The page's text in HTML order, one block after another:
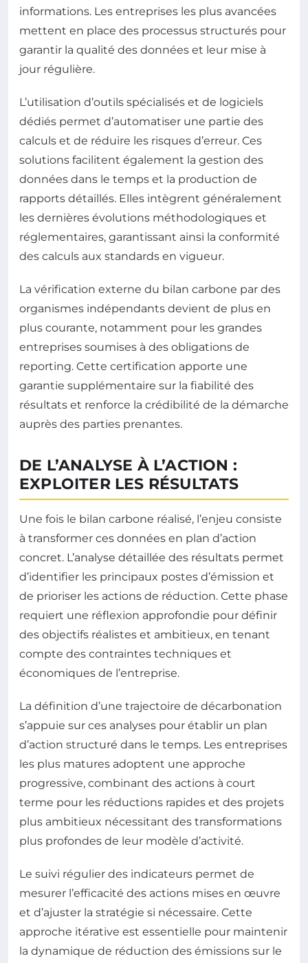
informations. Les entreprises les plus avancées
mettent en place des processus structurés pour
garantir la qualité des données et leur mise à
jour régulière.
L’utilisation d’outils spécialisés et de logiciels
dédiés permet d’automatiser une partie des
calculs et de réduire les risques d’erreur. Ces
solutions facilitent également la gestion des
données dans le temps et la production de
rapports détaillés. Elles intègrent généralement
les dernières évolutions méthodologiques et
réglementaires, garantissant ainsi la conformité
des calculs aux standards en vigueur.
La vérification externe du bilan carbone par des
organismes indépendants devient de plus en
plus courante, notamment pour les grandes
entreprises soumises à des obligations de
reporting. Cette certification apporte une
garantie supplémentaire sur la fiabilité des
résultats et renforce la crédibilité de la démarche
auprès des parties prenantes.
DE L’ANALYSE À L’ACTION :
EXPLOITER LES RÉSULTATS
Une fois le bilan carbone réalisé, l’enjeu consiste
à transformer ces données en plan d’action
concret. L’analyse détaillée des résultats permet
d’identifier les principaux postes d’émission et
de prioriser les actions de réduction. Cette phase
requiert une réflexion approfondie pour définir
des objectifs réalistes et ambitieux, en tenant
compte des contraintes techniques et
économiques de l’entreprise.
La définition d’une trajectoire de décarbonation
s’appuie sur ces analyses pour établir un plan
d’action structuré dans le temps. Les entreprises
les plus matures adoptent une approche
progressive, combinant des actions à court
terme pour les réductions rapides et des projets
plus ambitieux nécessitant des transformations
plus profondes de leur modèle d’activité.
Le suivi régulier des indicateurs permet de
mesurer l’efficacité des actions mises en œuvre
et d’ajuster la stratégie si nécessaire. Cette
approche itérative est essentielle pour maintenir
la dynamique de réduction des émissions sur le